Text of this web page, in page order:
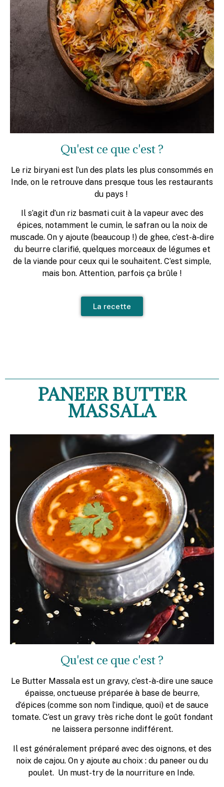
Qu'est ce que c'est ?
Le riz biryani est l’un des plats les plus consommés en
Inde, on le retrouve dans presque tous les restaurants
du pays !
Il s’agit d’un riz basmati cuit à la vapeur avec des
épices, notamment le cumin, le safran ou la noix de
muscade. On y ajoute (beaucoup !) de ghee, c’est-à-dire
du beurre clarifié, quelques morceaux de légumes et
de la viande pour ceux qui le souhaitent. C’est simple,
mais bon. Attention, parfois ça brûle !
La recette
PANEER BUTTER
MASSALA
Qu'est ce que c'est ?
Le Butter Massala est un gravy, c’est-à-dire une sauce
épaisse, onctueuse préparée à base de beurre,
d’épices (comme son nom l’indique, quoi) et de sauce
tomate. C’est un gravy très riche dont le goût fondant
ne laissera personne indifférent.
Il est généralement préparé avec des oignons, et des
noix de cajou. On y ajoute au choix : du paneer ou du
poulet. Un must-try de la nourriture en Inde.